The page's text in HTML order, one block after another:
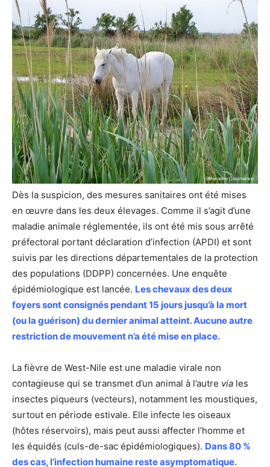
Dès la suspicion, des mesures sanitaires ont été mises
en œuvre dans les deux élevages. Comme il s’agit d’une
maladie animale réglementée, ils ont été mis sous arrêté
préfectoral portant déclaration d’infection (APDI) et sont
suivis par les directions départementales de la protection
des populations (DDPP) concernées. Une enquête
épidémiologique est lancée. Les chevaux des deux
foyers sont consignés pendant 15 jours jusqu’à la mort
(ou la guérison) du dernier animal atteint. Aucune autre
restriction de mouvement n’a été mise en place.
La fièvre de West-Nile est une maladie virale non
contagieuse qui se transmet d’un animal à l’autre via les
insectes piqueurs (vecteurs), notamment les moustiques,
surtout en période estivale. Elle infecte les oiseaux
(hôtes réservoirs), mais peut aussi affecter l’homme et
les équidés (culs-de-sac épidémiologiques). Dans 80 %
des cas, l’infection humaine reste asymptomatique.